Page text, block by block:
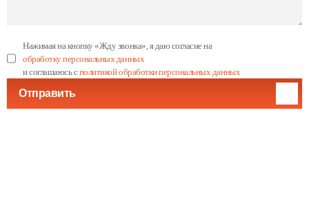
Нажимая на кнопку «Жду звонка», я даю согласие на
обработку персональных данных
и соглашаюсь сполитикой обработки персональных данных
Отправить